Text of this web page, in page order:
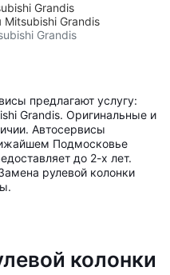
Grandis
Mitsubishi Grandis
Grandis
предлагают услугу:
Grandis. Оригинальные и
Автосервисы
Подмосковье
до 2-х лет.
рулевой колонки
колонки